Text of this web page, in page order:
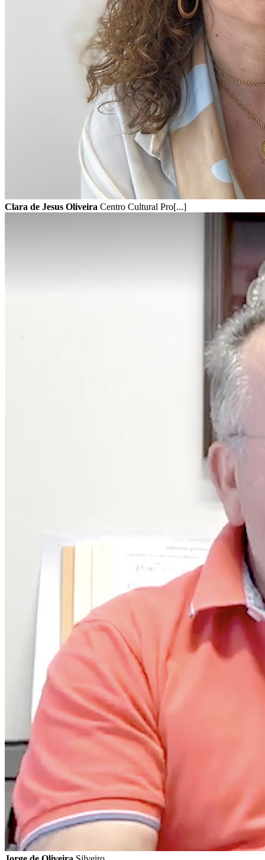
Clara de Jesus Oliveira Centro Cultural Pro[...]